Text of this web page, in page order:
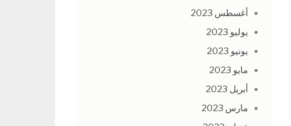
أغسطس 2023
يوليو 2023
يونيو 2023
مايو 2023
أبريل 2023
مارس 2023